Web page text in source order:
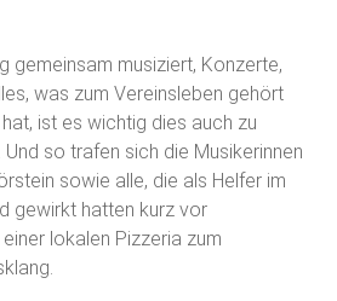
gemeinsam musiziert, Konzerte,
was zum Vereinsleben gehört
ist es wichtig dies auch zu
so trafen sich die Musikerinnen
sowie alle, die als Helfer im
gewirkt hatten kurz vor
lokalen Pizzeria zum